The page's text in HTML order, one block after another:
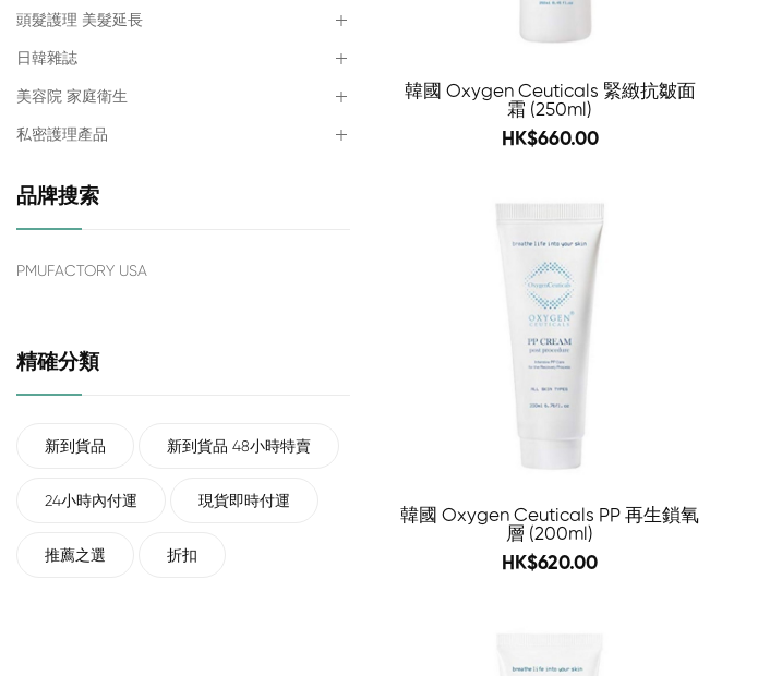
頭髮護理 美髮延長
日韓雜誌
美容院 家庭衛生
私密護理產品
品牌搜索
PMUFACTORY USA
精確分類
新到貨品 新到貨品 48小時特賣
24小時內付運 現貨即時付運
推薦之選 折扣
韓國 Oxygen Ceuticals 緊緻抗皺面
霜 (250ml)
1160
HK$660.00
韓國 Oxygen Ceuticals PP 再生鎖氧
層 (200ml)
1260
HK$620.00